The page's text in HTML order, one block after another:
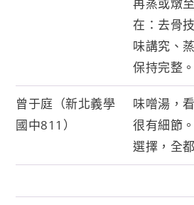
在：去骨
味講究、
保持完整。
曾于庭（新北義學
國中811）
味噌湯，
很有細節
選擇，全